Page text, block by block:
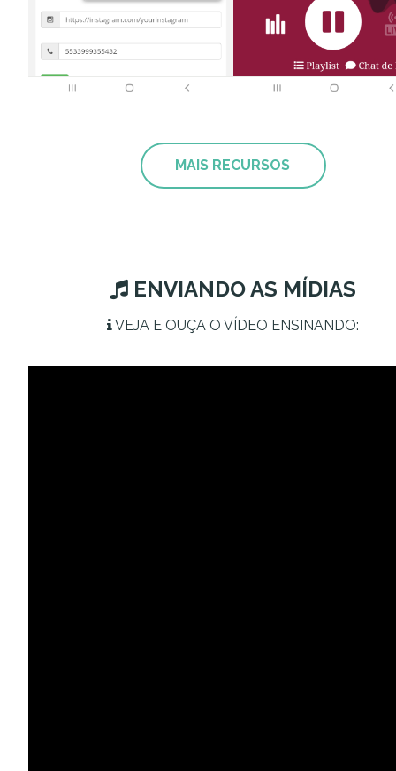
MAIS RECURSOS
ENVIANDO AS MÍDIAS
VEJA E OUÇA O VÍDEO ENSINANDO: